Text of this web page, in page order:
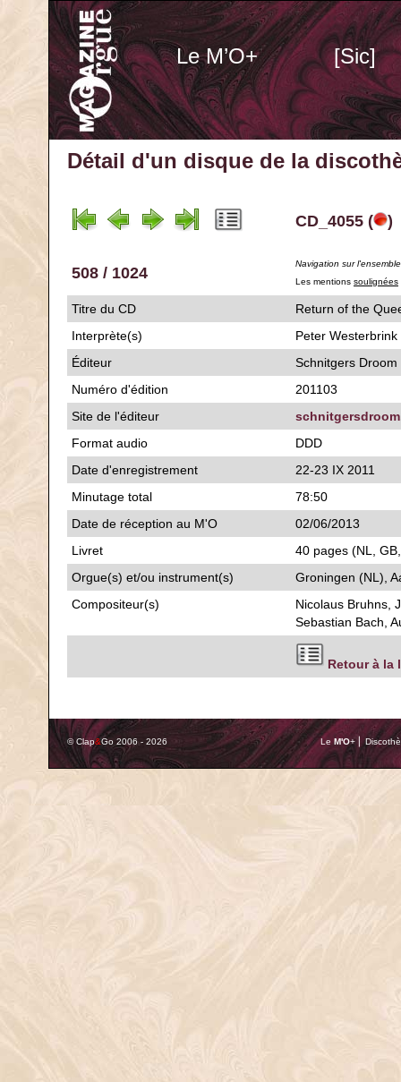
Le M’O+ [Sic]
Détail d'un disque de la
CD_4055 ( )
508 / 1024
Navigation sur
Les mentions soulignées
Titre du CD
Return of
Interprète(s)
Peter Westerbrink
Éditeur
Schnitgers Droom
Numéro d'édition
201103
Site de l'éditeur
Format audio
DDD
Date d'enregistrement
22-23 IX 2011
Minutage total
78:50
Date de réception au M'O
02/06/2013
Livret
40 pages (NL,
Orgue(s) et/ou instrument(s)
Groningen (NL),
Compositeur(s)
Nicolaus Bruhns,
Sebastian Bach,
Retour à la
© Clap&Go 2006 - 2026 Le M'O+ ⎢